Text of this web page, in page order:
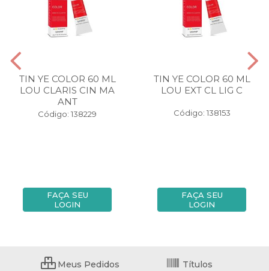
TIN YE COLOR 60 ML
LOU CLARIS CIN MA
ANT
Código: 138229
FAÇA SEU
LOGIN
TIN YE COLOR 60 ML
LOU EXT CL LIG C
Código: 138153
FAÇA SEU
LOGIN
Meus Pedidos Títulos